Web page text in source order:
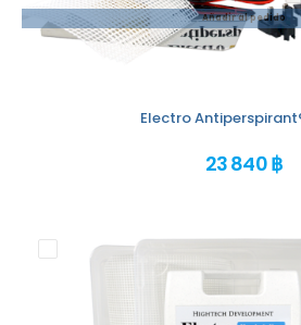
Añadir al pedido
Electro
23 840 ฿